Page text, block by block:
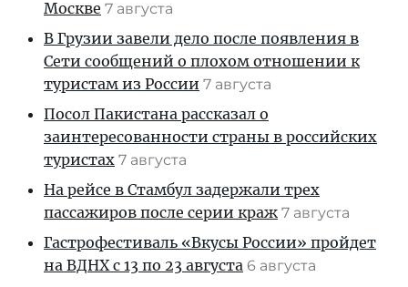
Москве 7 августа
В Грузии завели дело после появления в
Сети сообщений о плохом отношении к
туристам из России 7 августа
Посол Пакистана рассказал о
заинтересованности страны в российских
туристах 7 августа
На рейсе в Стамбул задержали трех
пассажиров после серии краж 7 августа
Гастрофестиваль «Вкусы России» пройдет
на ВДНХ с 13 по 23 августа 6 августа